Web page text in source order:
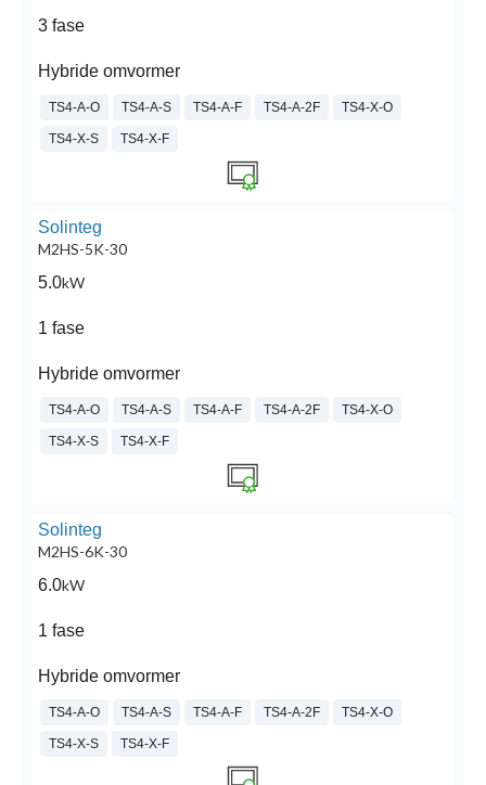
3 fase
Hybride omvormer
TS4-A-O TS4-A-S TS4-A-F TS4-A-2F TS4-X-O
TS4-X-S TS4-X-F
Solinteg
M2HS-5K-30
5.0kW
1 fase
Hybride omvormer
TS4-A-O TS4-A-S TS4-A-F TS4-A-2F TS4-X-O
TS4-X-S TS4-X-F
Solinteg
M2HS-6K-30
6.0kW
1 fase
Hybride omvormer
TS4-A-O TS4-A-S TS4-A-F TS4-A-2F TS4-X-O
TS4-X-S TS4-X-F